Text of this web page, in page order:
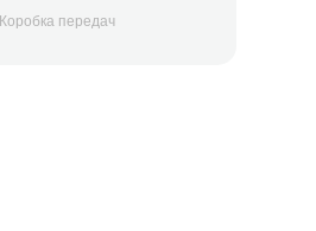
Коробка передач